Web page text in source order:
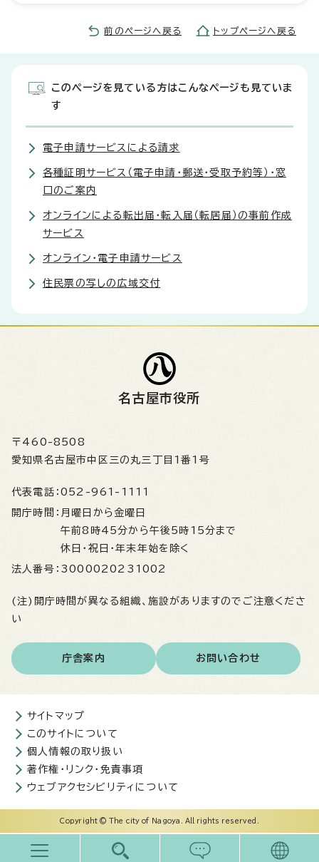
前のページへ戻る トップページへ戻る
このページを見ている方はこんなページも見ていま
す
電子申請サービスによる請求
各種証明サービス（電子申請・郵送・受取予約等）・窓
口のご案内
オンラインによる転出届・転入届（転居届）の事前作成
サービス
オンライン・電子申請サービス
住民票の写しの広域交付
名古屋市役所
〒460-8508
愛知県名古屋市中区三の丸三丁目1番1号
代表電話： 052-961-1111
開庁時間： 月曜日から金曜日
午前8時45分から午後5時15分まで
休日・祝日・年末年始を除く
法人番号： 3000020231002
(注)開庁時間が異なる組織、施設がありますのでご注意くださ
い
庁舎案内 お問い合わせ
サイトマップ
このサイトについて
個人情報の取り扱い
著作権・リンク・免責事項
ウェブアクセシビリティについて
Copyright © The city of Nagoya. All rights reserved.